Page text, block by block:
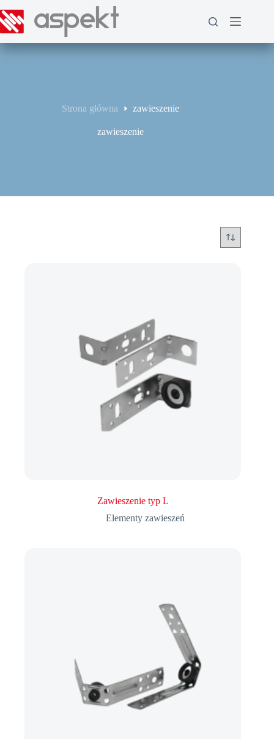
do
treści
Strona główna zawieszenie
zawieszenie
Zawieszenie typ L
Elementy zawieszeń